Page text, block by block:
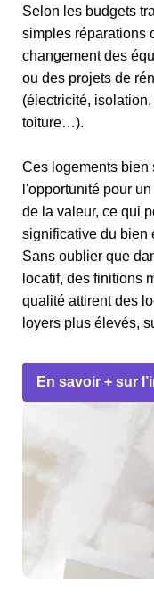
Selon les budgets
simples réparations
changement des
ou des projets de
(électricité,
toiture…).
Ces logements bien
l'opportunité pour
de la valeur, ce qui
significative du bien
Sans oublier que
locatif, des finitions
qualité attirent des
loyers plus élevés,
En savoir + sur